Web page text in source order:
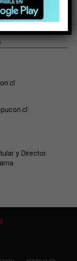
y Director